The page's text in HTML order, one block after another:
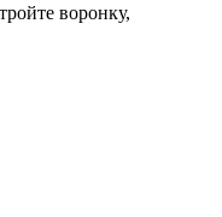
воронку,